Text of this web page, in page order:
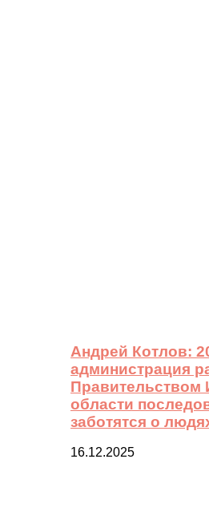
Андрей Котлов:
администрация
Правительством
области
заботятся о
16.12.2025